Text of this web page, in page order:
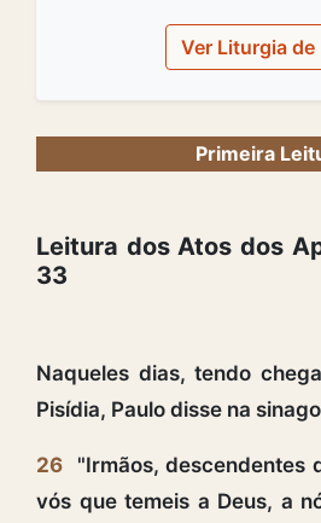
Ver Liturgia de
Primeira
Leitura dos Atos dos
33
Naqueles dias, tendo
Pisídia, Paulo disse na
26
"Irmãos, descendentes
vós que temeis a Deus, a